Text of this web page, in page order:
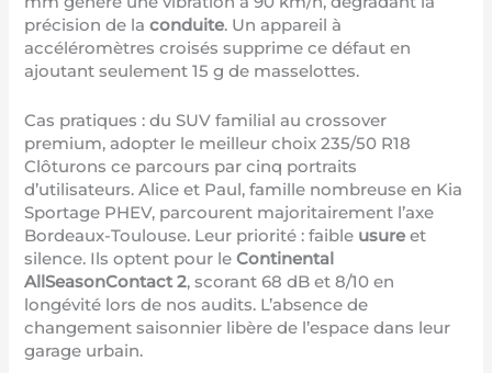
précision de laconduite. Un appareil à
accéléromètres croisés supprime ce défaut en
ajoutant seulement 15 g de masselottes.
Cas pratiques : du SUV familial au crossover
premium, adopter le meilleur choix 235/50 R18
Clôturons ce parcours par cinq portraits
d’utilisateurs. Alice et Paul, famille nombreuse en Kia
Sportage PHEV, parcourent majoritairement l’axe
Bordeaux-Toulouse. Leur priorité : faible usure et
silence. Ils optent pour leContinental
AllSeasonContact 2, scorant 68 dB et 8/10 en
longévité lors de nos audits. L’absence de
changement saisonnier libère de l’espace dans leur
garage urbain.